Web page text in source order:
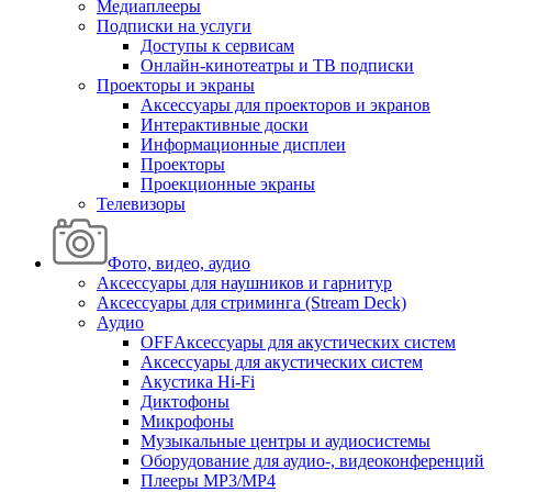
Медиаплееры
Подписки на услуги
Доступы к сервисам
Онлайн-кинотеатры и ТВ подписки
Проекторы и экраны
Аксессуары для проекторов и экранов
Интерактивные доски
Информационные дисплеи
Проекторы
Проекционные экраны
Телевизоры
Фото, видео, аудио
Аксессуары для наушников и гарнитур
Аксессуары для стриминга (Stream Deck)
Аудио
OFFАксессуары для акустических систем
Аксессуары для акустических систем
Акустика Hi-Fi
Диктофоны
Микрофоны
Музыкальные центры и аудиосистемы
Оборудование для аудио-, видеоконференций
Плееры MP3/MP4